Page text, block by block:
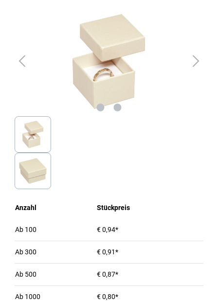
Anzahl Stückpreis
Ab 100 € 0,94*
Ab300 € 0,91*
Ab 500 € 0,87*
Ab 1000 € 0,80*